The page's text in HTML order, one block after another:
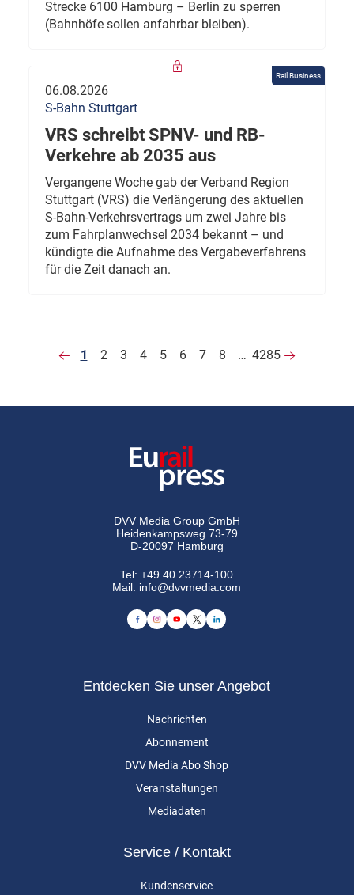
Strecke 6100 Hamburg – Berlin zu sperren
(Bahnhöfe sollen anfahrbar bleiben).
Rail Business
06.08.2026
S-Bahn Stuttgart
VRS schreibt SPNV- und RB-
Verkehre ab 2035 aus
Vergangene Woche gab der Verband Region
Stuttgart (VRS) die Verlängerung des aktuellen
S-Bahn-Verkehrsvertrags um zwei Jahre bis
zum Fahrplanwechsel 2034 bekannt – und
kündigte die Aufnahme des Vergabeverfahrens
für die Zeit danach an.
1 2 3 4 5 6 7 8 … 4285
DVV Media Group GmbH
Heidenkampsweg 73-79
D-20097 Hamburg
Tel:+49 40 23714-100
Mail: info@dvvmedia.com
Entdecken Sie unser Angebot
Nachrichten
Abonnement
DVV Media Abo Shop
Veranstaltungen
Mediadaten
Service / Kontakt
Kundenservice